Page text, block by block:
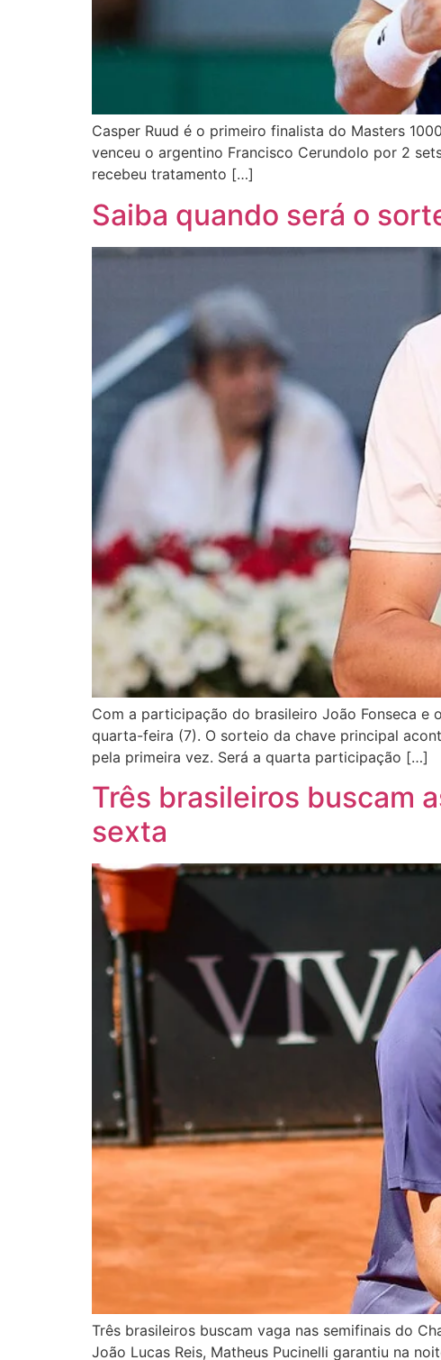
Casper Ruud é o primeiro finalista do Masters
venceu o argentino Francisco Cerundolo por 2
recebeu tratamento […]
Saiba quando será o
Com a participação do brasileiro João Fonseca e
quarta-feira (7). O sorteio da chave principal
pela primeira vez. Será a quarta participação […]
Três brasileiros buscam
sexta
Três brasileiros buscam vaga nas semifinais do
João Lucas Reis, Matheus Pucinelli garantiu na